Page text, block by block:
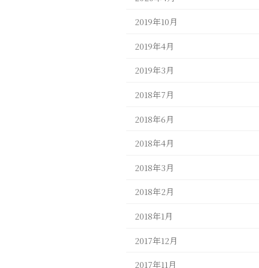
2019年10月
2019年4月
2019年3月
2018年7月
2018年6月
2018年4月
2018年3月
2018年2月
2018年1月
2017年12月
2017年11月